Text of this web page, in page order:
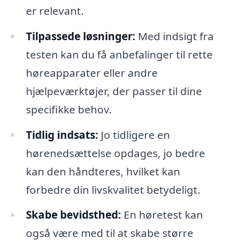
er relevant.
Tilpassede løsninger: Med indsigt fra
testen kan du få anbefalinger til rette
høreapparater eller andre
hjælpeværktøjer, der passer til dine
specifikke behov.
Tidlig indsats: Jo tidligere en
hørenedsættelse opdages, jo bedre
kan den håndteres, hvilket kan
forbedre din livskvalitet betydeligt.
Skabe bevidsthed: En høretest kan
også være med til at skabe større